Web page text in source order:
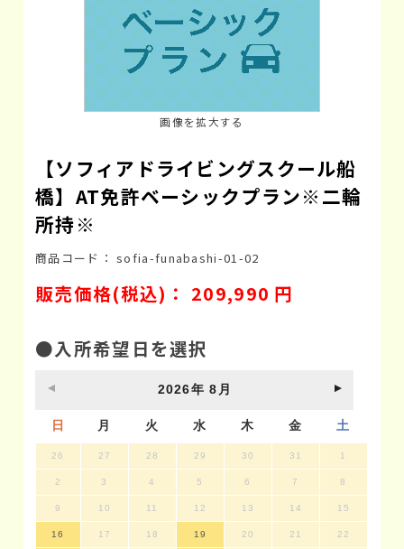
画像を拡大する
【ソフィアドライビングスクール船
橋】AT免許ベーシックプラン※二輪
所持※
商品コード： sofia-funabashi-01-02
販売価格(税込)： 209,990 円
●入所希望日を選択
2026年8月
日 月 火 水 木 金 土
26 27 28 29 30 31 1
2 3 4 5 6 7 8
9 10 11 12 13 14 15
16 17 18 19 20 21 22